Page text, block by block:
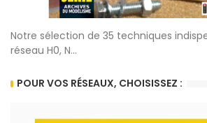
Notre sélection de 35 techniques
réseau H0, N...
POUR VOS RÉSEAUX, CHOISISSEZ :